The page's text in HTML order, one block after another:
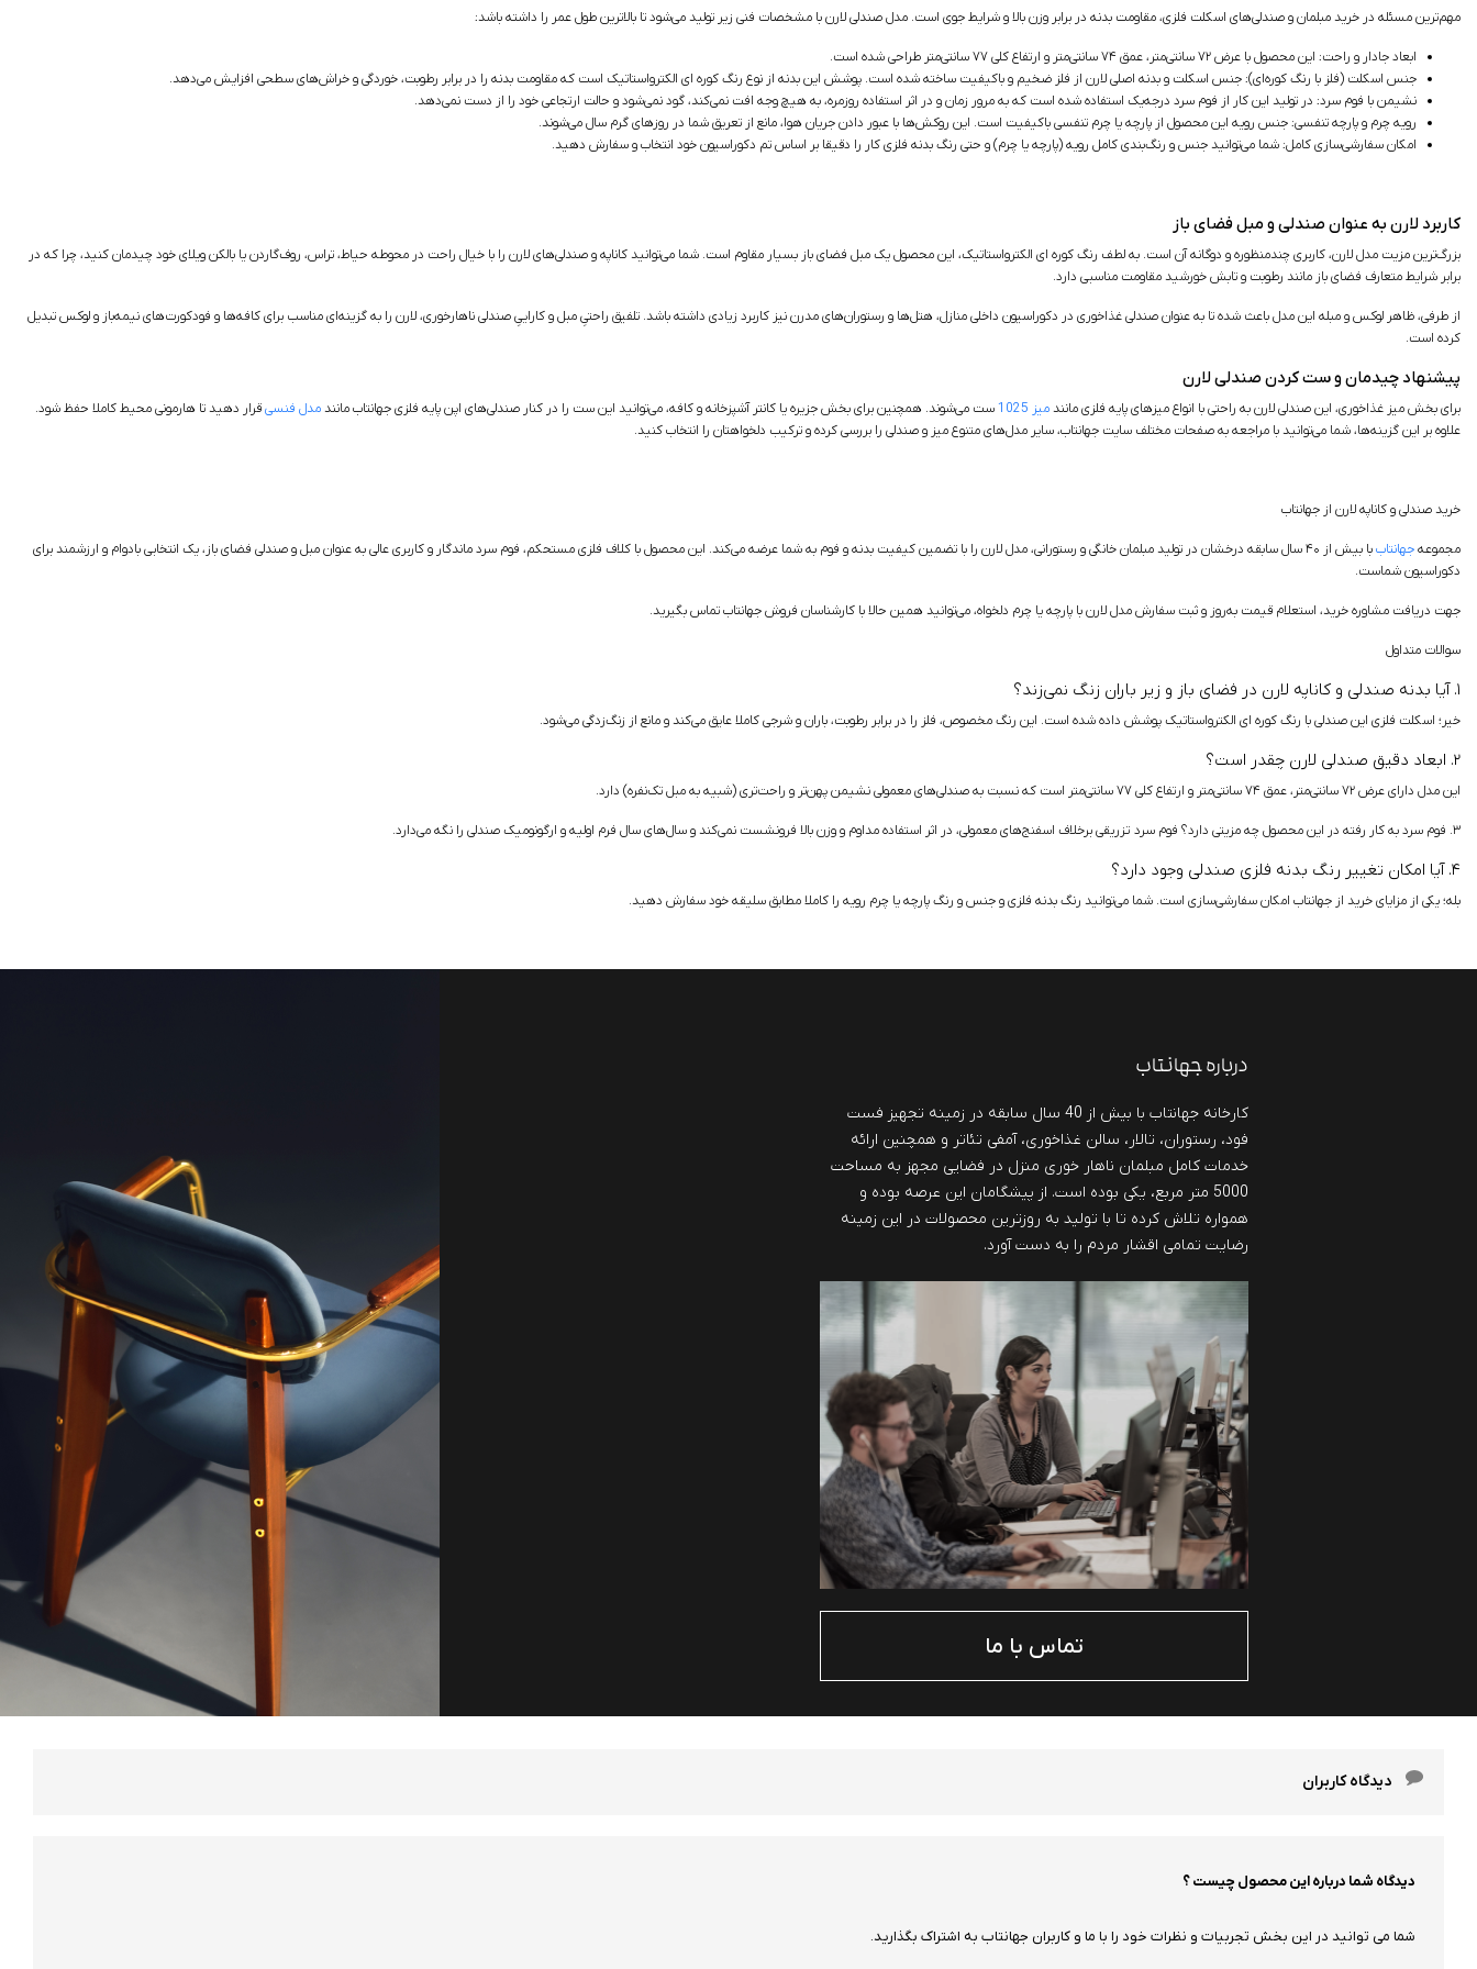
مهم‌ترین مسئله در خرید مبلمان و صندلی‌های اسکلت فلزی، مقاومت بدنه در برابر وزن بالا و شرایط جوی است. مدل صندلی لارن با مشخصات فنی زیر تولید می‌شود تا بالاترین طول عمر را داشته باشد:
ابعاد جادار و راحت: این محصول با عرض ۷۲ سانتی‌متر، عمق ۷۴ سانتی‌متر و ارتفاع کلی ۷۷ سانتی‌متر طراحی شده است.
جنس اسکلت (فلز با رنگ کوره‌ای): جنس اسکلت و بدنه اصلی لارن از فلز ضخیم و باکیفیت ساخته شده است. پوشش این بدنه از نوع رنگ کوره ای الکترواستاتیک است که مقاومت بدنه را در برابر رطوبت، خوردگی و خراش‌های سطحی افزایش می‌دهد.
نشیمن با فوم سرد: در تولید این کار از فوم سرد درجه‌یک استفاده شده است که به مرور زمان و در اثر استفاده روزمره، به هیچ وجه افت نمی‌کند، گود نمی‌شود و حالت ارتجاعی خود را از دست نمی‌دهد.
رویه چرم و پارچه تنفسی: جنس رویه این محصول از پارچه یا چرم تنفسی باکیفیت است. این روکش‌ها با عبور دادن جریان هوا، مانع از تعریق شما در روزهای گرم سال می‌شوند.
امکان سفارشی‌سازی کامل: شما می‌توانید جنس و رنگ‌بندی کامل رویه (پارچه یا چرم) و حتی رنگ بدنه فلزی کار را دقیقا بر اساس تم دکوراسیون خود انتخاب و سفارش دهید.
کاربرد لارن به عنوان صندلی و مبل فضای باز
بزرگ‌ترین مزیت مدل لارن، کاربری چندمنظوره و دوگانه آن است. به لطف رنگ کوره ای الکترواستاتیک، این محصول یک مبل فضای باز بسیار مقاوم است. شما می‌توانید کاناپه و صندلی‌های لارن را با خیال راحت در محوطه حیاط، تراس، روف‌گاردن یا بالکن ویلای خود چیدمان کنید، چرا که در
برابر شرایط متعارف فضای باز مانند رطوبت و تابش خورشید مقاومت مناسبی دارد.
از طرفی، ظاهر لوکس و مبله این مدل باعث شده تا به عنوان صندلی غذاخوری در دکوراسیون داخلی منازل، هتل‌ها و رستوران‌های مدرن نیز کاربرد زیادی داشته باشد. تلفیق راحتیِ مبل و کاراییِ صندلی ناهارخوری، لارن را به گزینه‌ای مناسب برای کافه‌ها و فودکورت‌های نیمه‌باز و لوکس تبدیل
کرده است.
پیشنهاد چیدمان و ست کردن صندلی لارن
برای بخش میز غذاخوری، این صندلی‌ لارن به راحتی با انواع میزهای پایه فلزی مانندمیز 1025 ست می‌شوند. همچنین برای بخش جزیره یا کانتر آشپزخانه و کافه، می‌توانید این ست را در کنار صندلی‌های اپن پایه فلزی جهانتاب مانندمدل فنسیقرار دهید تا هارمونی محیط کاملا حفظ شود.
علاوه بر این گزینه‌ها، شما می‌توانید با مراجعه به صفحات مختلف سایت جهانتاب، سایر مدل‌های متنوع میز و صندلی را بررسی کرده و ترکیب دلخواهتان را انتخاب کنید.
خرید صندلی و کاناپه لارن از جهانتاب
مجموعهجهانتاب
با بیش از ۴۰ سال سابقه درخشان در تولید مبلمان خانگی و رستورانی، مدل لارن را با تضمین کیفیت بدنه و فوم به شما عرضه می‌کند. این محصول با کلاف فلزی مستحکم، فوم سرد ماندگار و کاربری عالی به عنوان مبل و صندلی فضای باز، یک انتخابی بادوام و ارزشمند برای
دکوراسیون شماست.
جهت دریافت مشاوره خرید، استعلام قیمت به‌روز و ثبت سفارش مدل لارن با پارچه یا چرم دلخواه، می‌توانید همین حالا با کارشناسان فروش جهانتاب تماس بگیرید.
سوالات متداول
۱. آیا بدنه صندلی و کاناپه لارن در فضای باز و زیر باران زنگ نمی‌زند؟
خیر؛ اسکلت فلزی این صندلی با رنگ کوره ای الکترواستاتیک پوشش داده شده است. این رنگ مخصوص، فلز را در برابر رطوبت، باران و شرجی کاملا عایق می‌کند و مانع از زنگ‌زدگی می‌شود.
۲. ابعاد دقیق صندلی لارن چقدر است؟
این مدل دارای عرض ۷۲ سانتی‌متر، عمق ۷۴ سانتی‌متر و ارتفاع کلی ۷۷ سانتی‌متر است که نسبت به صندلی‌های معمولی نشیمن پهن‌تر و راحت‌تری (شبیه به مبل تک‌نفره) دارد.
۳. فوم سرد به کار رفته در این محصول چه مزیتی دارد؟ فوم سرد تزریقی برخلاف اسفنج‌های معمولی، در اثر استفاده مداوم و وزن بالا فرونشست نمی‌کند و سال‌های سال فرم اولیه و ارگونومیک صندلی را نگه می‌دارد.
۴. آیا امکان تغییر رنگ بدنه فلزی صندلی وجود دارد؟
بله؛ یکی از مزایای خرید از جهانتاب امکان سفارشی‌سازی است. شما می‌توانید رنگ بدنه فلزی و جنس و رنگ پارچه یا چرم رویه را کاملا مطابق سلیقه خود سفارش دهید.
درباره جهانتاب
کارخانه جهانتاب با بیش از 40 سال سابقه در زمینه تجهیز فست
فود، رستوران، تالار، سالن غذاخوری، آمفی تئاتر و همچنین ارائه
خدمات کامل مبلمان ناهار خوری منزل در فضایی مجهز به مساحت
5000 متر مربع، یکی بوده است. از پیشگامان این عرصه بوده و
همواره تلاش کرده تا با تولید به روزترین محصولات در این زمینه
رضایت تمامی اقشار مردم را به دست آورد.
تماس با ما
دیدگاه کاربران
دیدگاه شما درباره این محصول چیست ؟
شما می توانید در این بخش تجربیات و نظرات خود را با ما و کاربران جهانتاب به اشتراک بگذارید.